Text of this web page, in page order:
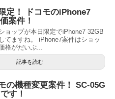
定！ ドコモのiPhone7
案件！
ョップが本日限定でiPhone7 32GB
てますね。 iPhone7案件はショッ
格がだいぶ...
記事を読む
の機種変更案件！ SC-05G
す！